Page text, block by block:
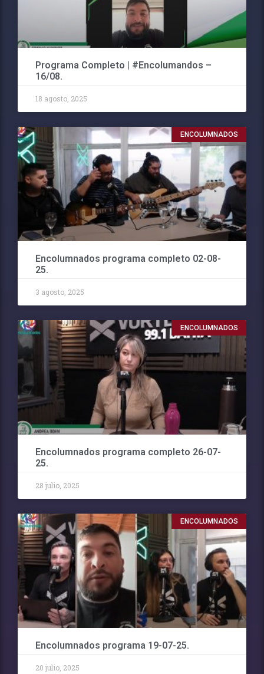
Programa Completo | #Encolumandos –
16/08.
18 agosto, 2025
ENCOLUMNADOS
Encolumnados programa completo 02-08-
25.
3 agosto, 2025
ENCOLUMNADOS
Encolumnados programa completo 26-07-
25.
28 julio, 2025
ENCOLUMNADOS
Encolumnados programa 19-07-25.
20 julio, 2025